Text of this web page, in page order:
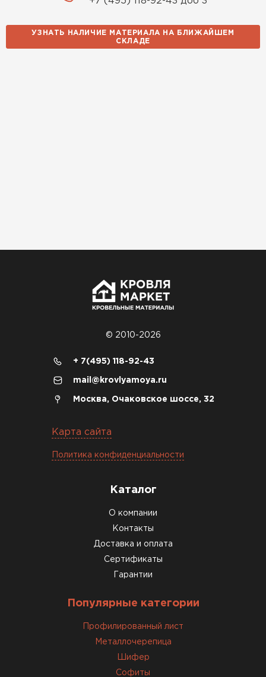
УЗНАТЬ НАЛИЧИЕ МАТЕРИАЛА НА БЛИЖАЙШЕМ
СКЛАДЕ
© 2010-2026
+ 7(495) 118-92-43
mail@krovlyamoya.ru
Москва, Очаковское шоссе, 32
Карта сайта
Политика конфиденциальности
Каталог
О компании
Контакты
Доставка и оплата
Сертификаты
Гарантии
Популярные категории
Профилированный лист
Металлочерепица
Шифер
Софиты
Комплектующие
ПЕРЕЙТИ